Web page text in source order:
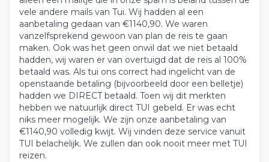
vele andere mails van Tui. Wij hadden al een
aanbetaling gedaan van €1140,90. We waren
vanzelfsprekend gewoon van plan de reis te gaan
maken. Ook was het geen onwil dat we niet betaald
hadden, wij waren er van overtuigd dat de reis al 100%
betaald was. Als tui ons correct had ingelicht van de
openstaande betaling (bijvoorbeeld door een belletje)
hadden we DIRECT betaald. Toen wij dit merkten
hebben we natuurlijk direct TUI gebeld. Er was echt
niks meer mogelijk. We zijn onze aanbetaling van
€1140,90 volledig kwijt. Wij vinden deze service vanuit
TUI belachelijk. We zullen dan ook nooit meer met TUI
reizen.